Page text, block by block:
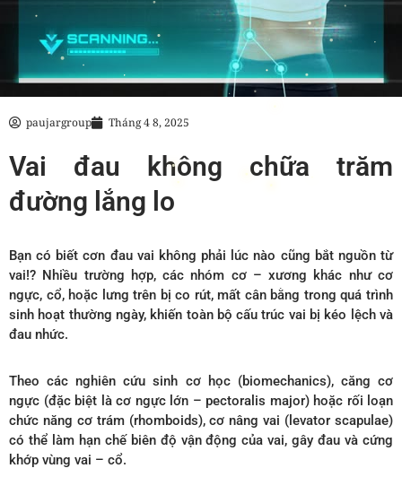
paujargroup Tháng 4 8, 2025
Vai đau không chữa trăm
đường lắng lo
Bạn có biết cơn đau vai không phải lúc nào cũng bắt nguồn từ
vai!? Nhiều trường hợp, các nhóm cơ – xương khác như cơ
ngực, cổ, hoặc lưng trên bị co rút, mất cân bằng trong quá trình
sinh hoạt thường ngày, khiến toàn bộ cấu trúc vai bị kéo lệch và
đau nhức.
Theo các nghiên cứu sinh cơ học (biomechanics), căng cơ
ngực (đặc biệt là cơ ngực lớn – pectoralis major) hoặc rối loạn
chức năng cơ trám (rhomboids), cơ nâng vai (levator scapulae)
có thể làm hạn chế biên độ vận động của vai, gây đau và cứng
khớp vùng vai – cổ.